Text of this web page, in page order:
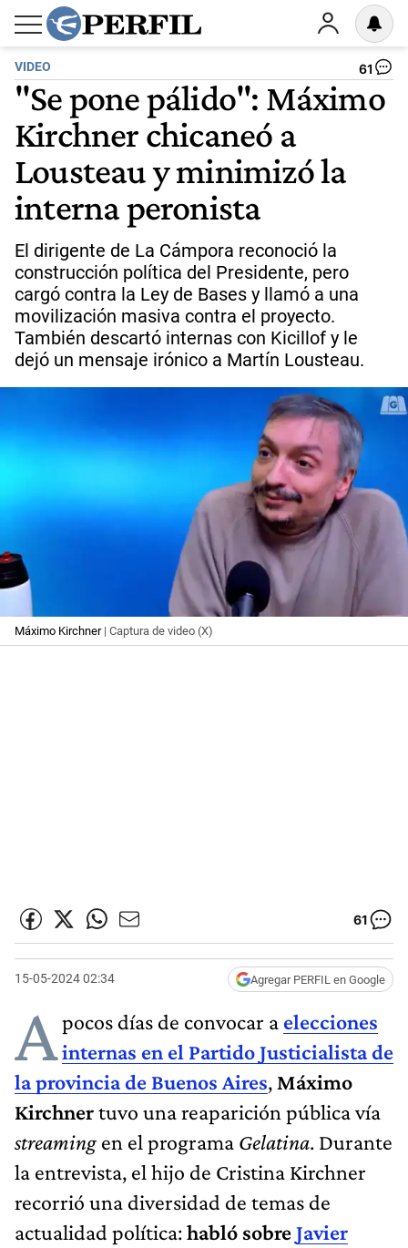
VIDEO 61
"Se pone pálido": Máximo
Kirchner chicaneó a
Lousteau y minimizó la
interna peronista
El dirigente de La Cámpora reconoció la
construcción política del Presidente, pero
cargó contra la Ley de Bases y llamó a una
movilización masiva contra el proyecto.
También descartó internas con Kicillof y le
dejó un mensaje irónico a Martín Lousteau.
Máximo Kirchner| Captura de video (X)
61
15-05-2024 02:34 Agregar PERFIL en Google
Apocos días de convocar a elecciones
internas en el Partido Justicialista de
la provincia de Buenos Aires, Máximo
Kirchnertuvo una reaparición pública vía
streaming en el programa Gelatina. Durante
la entrevista, el hijo de Cristina Kirchner
recorrió una diversidad de temas de
actualidad política:habló sobreJavier